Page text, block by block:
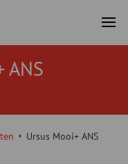
ANS
Ursus Mooi+ ANS